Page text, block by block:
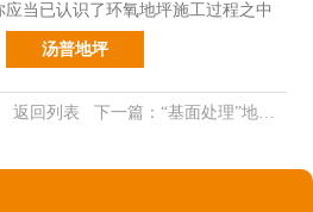
当已认识了环氧地坪施工过程之中
汤普地坪
返回列表 下一篇： “基面处理”地坪施工前千万不能忽视！否则全部白干！